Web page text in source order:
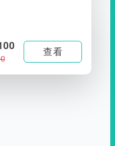
查看